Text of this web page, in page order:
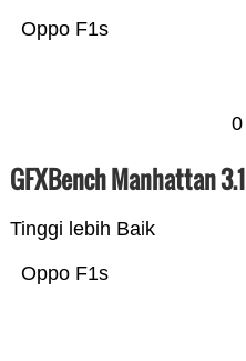
Oppo F1s
0
GFXBench Manhattan 3.1
Tinggi lebih Baik
Oppo F1s